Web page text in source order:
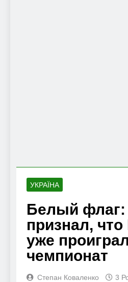
УКРАЇНА
Белый флаг:
признал,
уже проиграл
чемпионат
Степан Коваленко 3